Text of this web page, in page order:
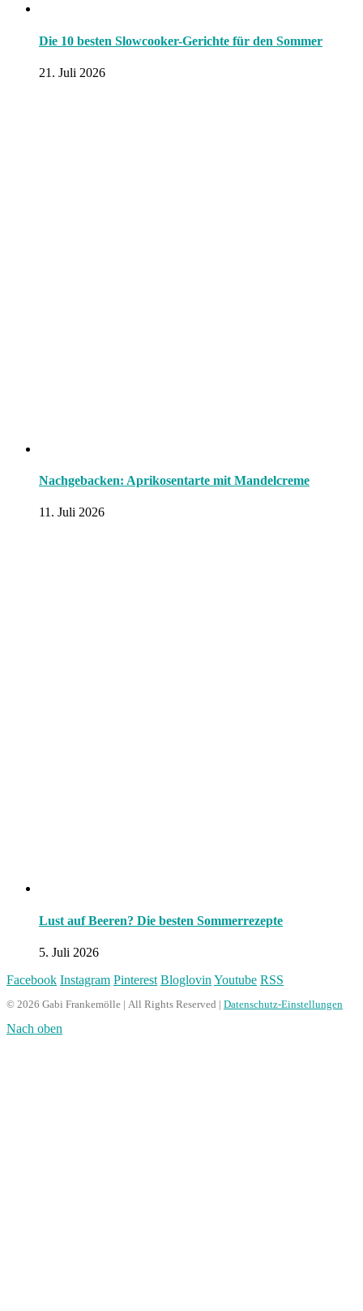
Die 10 besten Slowcooker-Gerichte für den Sommer
21. Juli 2026
Nachgebacken: Aprikosentarte mit Mandelcreme
11. Juli 2026
Lust auf Beeren? Die besten Sommerrezepte
5. Juli 2026
Facebook Instagram Pinterest Bloglovin Youtube RSS
© 2026 Gabi Frankemölle | All Rights Reserved | Datenschutz-Einstellungen
Nach oben